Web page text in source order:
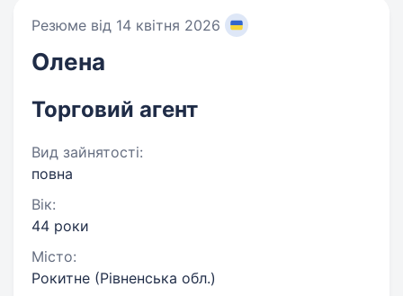
Резюме від 14 квітня 2026
Олена
Торговий агент
Вид зайнятості:
повна
Вік:
44 роки
Місто:
Рокитне (Рівненська обл.)